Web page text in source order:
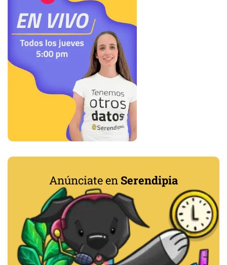
Anúnciate en Serendipia